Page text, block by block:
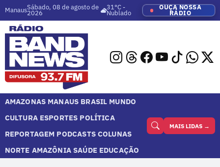
ManausSábado, 08 de agosto de
2026
31°C -
Nublado
OUÇA NOSSA
RÁDIO
AMAZONAS MANAUS BRASIL MUNDO
CULTURA ESPORTES POLÍTICA
REPORTAGEM PODCASTS COLUNAS
NORTE AMAZÔNIA SAÚDE EDUCAÇÃO
MAIS LIDAS →